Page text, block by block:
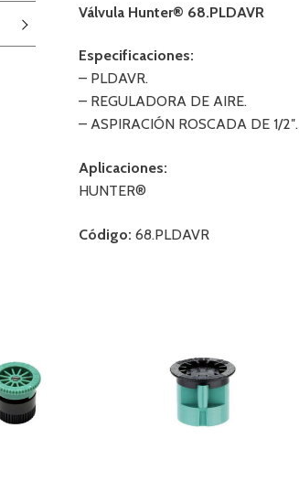
Válvula Hunter® 68.PLDAVR
Especificaciones:
– PLDAVR.
– REGULADORA DE AIRE.
– ASPIRACIÓN ROSCADA DE 1/2″.
Aplicaciones:
HUNTER®
Código: 68.PLDAVR